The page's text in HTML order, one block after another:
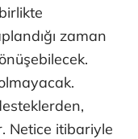
zaman
Netice itibariyle